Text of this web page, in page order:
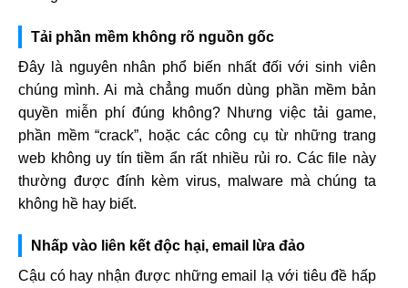
Tải phần mềm không rõ nguồn gốc
Đây là nguyên nhân phổ biến nhất đối với sinh viên
chúng mình. Ai mà chẳng muốn dùng phần mềm bản
quyền miễn phí đúng không? Nhưng việc tải game,
phần mềm “crack”, hoặc các công cụ từ những trang
web không uy tín tiềm ẩn rất nhiều rủi ro. Các file này
thường được đính kèm virus, malware mà chúng ta
không hề hay biết.
Nhấp vào liên kết độc hại, email lừa đảo
Cậu có hay nhận được những email lạ với tiêu đề hấp